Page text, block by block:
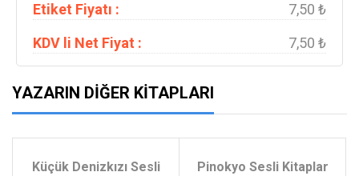
Etiket Fiyatı :
7,50 ₺
KDV li Net Fiyat :
7,50 ₺
YAZARIN DIĞER KITAPLARI
Küçük Denizkızı Sesli
Pinokyo Sesli Kitaplar